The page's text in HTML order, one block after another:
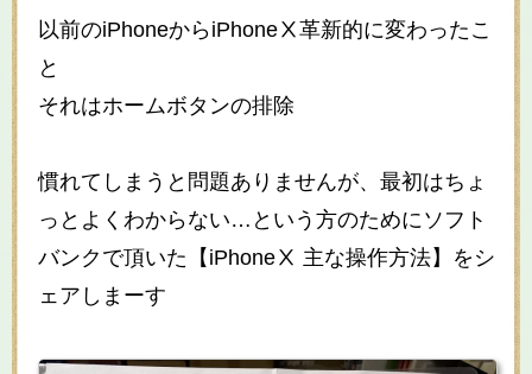
以前のiPhoneからiPhoneⅩ革新的に変わったこ
と
それはホームボタンの排除
慣れてしまうと問題ありませんが、最初はちょ
っとよくわからない…という方のためにソフト
バンクで頂いた【iPhoneⅩ 主な操作方法】をシ
ェアしまーす